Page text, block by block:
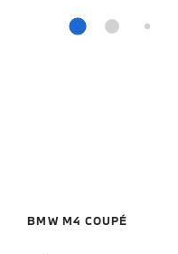
BMW M4 COUPÉ